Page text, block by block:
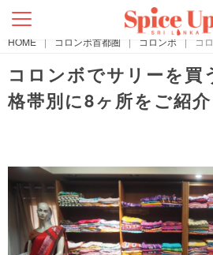
HOME | コロンボ首都圏 | コロンボ | コ
コロンボでサリーを買
格帯別に8ヶ所をご紹介